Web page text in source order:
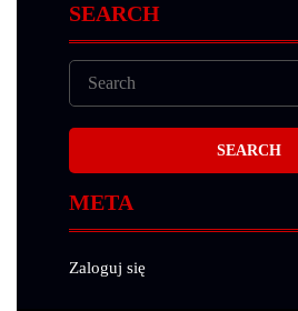
SEARCH
META
Zaloguj się